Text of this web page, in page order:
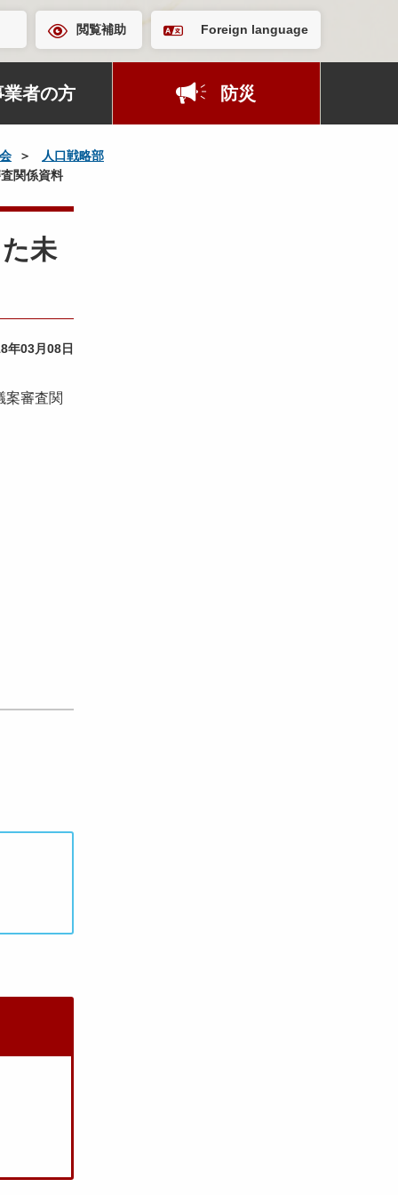
閲覧補助 Foreign language
業者の方 防災
人口戦略部
関係資料
未
年03月08日
案審査関